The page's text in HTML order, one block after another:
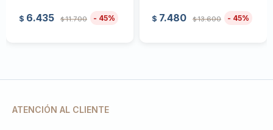
$ 6.435 $11.700 45 $ 7.480 $13.600 45
ATENCIÓN AL CLIENTE